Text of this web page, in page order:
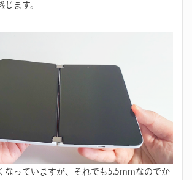
ます。
なっていますが、それでも5.5mmなのでか